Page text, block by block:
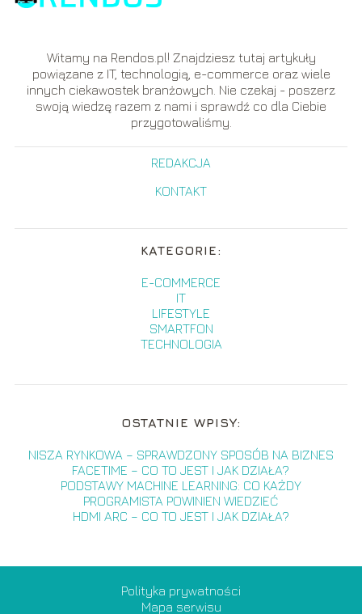
Witamy na Rendos.pl! Znajdziesz tutaj artykuły
powiązane z IT, technologią, e-commerce oraz wiele
innych ciekawostek branżowych. Nie czekaj - poszerz
swoją wiedzę razem z nami i sprawdź co dla Ciebie
przygotowaliśmy.
REDAKCJA
KONTAKT
KATEGORIE:
E-COMMERCE
IT
LIFESTYLE
SMARTFON
TECHNOLOGIA
OSTATNIE WPISY:
NISZA RYNKOWA – SPRAWDZONY SPOSÓB NA BIZNES
FACETIME – CO TO JEST I JAK DZIAŁA?
PODSTAWY MACHINE LEARNING: CO KAŻDY
PROGRAMISTA POWINIEN WIEDZIEĆ
HDMI ARC – CO TO JEST I JAK DZIAŁA?
Polityka prywatności
Mapa serwisu